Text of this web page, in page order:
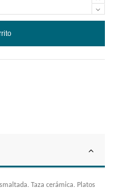
Taza cerámica. Platos